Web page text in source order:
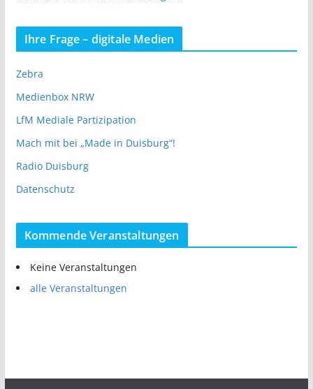
Ihre Frage – digitale Medien
Zebra
Medienbox NRW
LfM Mediale Partizipation
Mach mit bei „Made in Duisburg“!
Radio Duisburg
Datenschutz
Kommende Veranstaltungen
Keine Veranstaltungen
alle Veranstaltungen